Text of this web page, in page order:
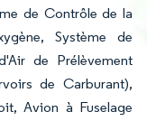
de Contrôle de la
Système de
de Prélèvement
de Carburant),
Avion à Fuselage